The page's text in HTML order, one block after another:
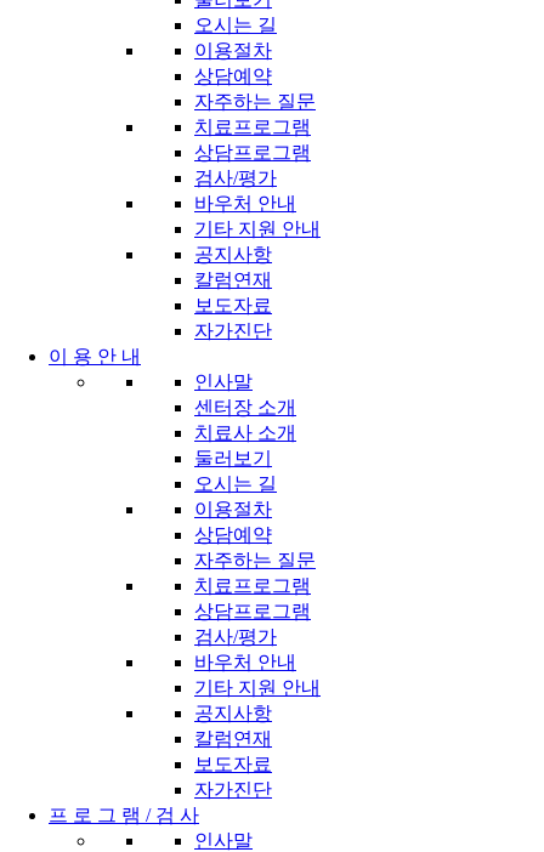
오시는 길
이용절차
상담예약
자주하는 질문
치료프로그램
상담프로그램
검사/평가
바우처 안내
기타 지원 안내
공지사항
칼럼연재
보도자료
자가진단
이 용 안 내
인사말
센터장 소개
치료사 소개
둘러보기
오시는 길
이용절차
상담예약
자주하는 질문
치료프로그램
상담프로그램
검사/평가
바우처 안내
기타 지원 안내
공지사항
칼럼연재
보도자료
자가진단
프 로 그 램 / 검 사
인사말